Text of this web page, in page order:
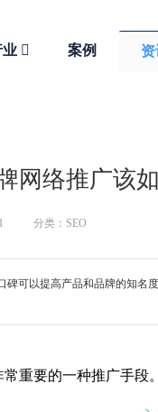
业 案例
网络推广该
分类：SEO
可以提高产品和品牌的知
常重要的一种推广手